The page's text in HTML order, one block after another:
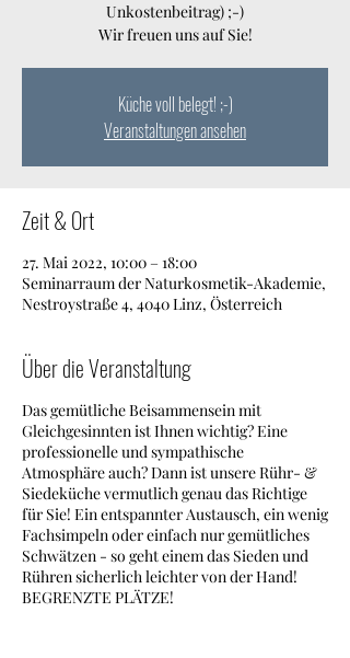
Unkostenbeitrag) ;-)
Wir freuen uns auf Sie!
Küche voll belegt! ;-)
Veranstaltungen ansehen
Zeit & Ort
27. Mai 2022, 10:00 – 18:00
Seminarraum der Naturkosmetik-Akademie,
Nestroystraße 4, 4040 Linz, Österreich
Über die Veranstaltung
Das gemütliche Beisammensein mit
Gleichgesinnten ist Ihnen wichtig? Eine
professionelle und sympathische
Atmosphäre auch? Dann ist unsere Rühr- &
Siedeküche vermutlich genau das Richtige
für Sie! Ein entspannter Austausch, ein wenig
Fachsimpeln oder einfach nur gemütliches
Schwätzen - so geht einem das Sieden und
Rühren sicherlich leichter von der Hand!
BEGRENZTE PLÄTZE!